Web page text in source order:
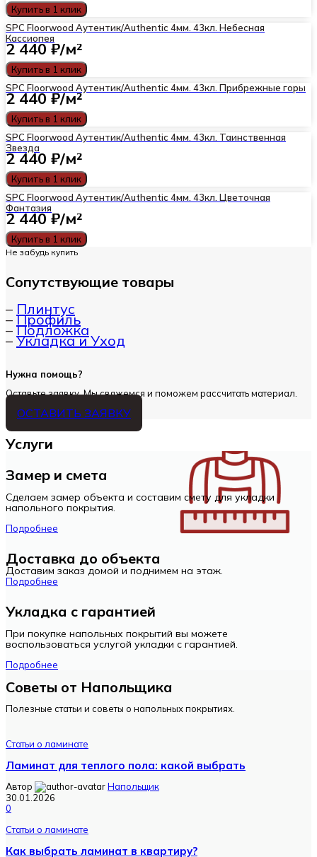
Купить в 1 клик
SPC Floorwood Аутентик/Authentic 4мм. 43кл. Небесная
Кассиопея
2 440₽/м²
Купить в 1 клик
SPC Floorwood Аутентик/Authentic 4мм. 43кл. Прибрежные горы
2 440₽/м²
Купить в 1 клик
SPC Floorwood Аутентик/Authentic 4мм. 43кл. Таинственная
Звезда
2 440 ₽/м²
Купить в 1 клик
SPC Floorwood Аутентик/Authentic 4мм. 43кл. Цветочная
Фантазия
2 440₽/м²
Купить в 1 клик
Не забудь купить
Сопутствующие товары
– Плинтус
– Профиль
– Подложка
– Укладка и Уход
Нужна помощь?
Оставьте заявку. Мы свяжемся и поможем рассчитать материал.
ОСТАВИТЬ ЗАЯВКУ
Услуги
Замер и смета
Сделаем замер объекта и составим смету для укладки
напольного покрытия.
Подробнее
Доставка до объекта
Доставим заказ домой и поднимем на этаж.
Подробнее
Укладка с гарантией
При покупке напольных покрытий вы можете
воспользоваться услугой укладки с гарантией.
Подробнее
Советы от Напольщика
Полезные статьи и советы о напольных покрытиях.
Статьи о ламинате
Ламинат для теплого пола: какой выбрать
Автор
Напольщик
30.01.2026
0
Статьи о ламинате
Как выбрать ламинат в квартиру?